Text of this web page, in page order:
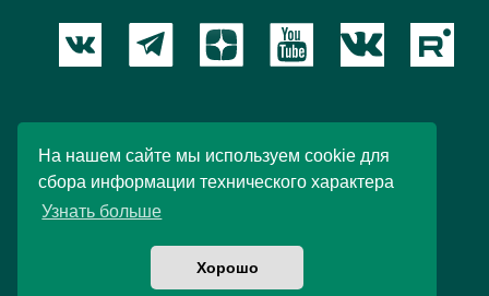
На нашем сайте мы используем cookie для
сбора информации технического характера
Узнать больше
Хорошо
Пользовательское соглашение
© 2012 – 2026 Новый Акрополь. При любом